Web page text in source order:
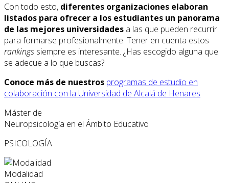
Con todo esto, diferentes organizaciones elaboran
listados para ofrecer a los estudiantes un panorama
de las mejores universidades a las que pueden recurrir
para formarse profesionalmente. Tener en cuenta estos
rankings siempre es interesante. ¿Has escogido alguna que
se adecue a lo que buscas?
Conoce más de nuestros programas de estudio en
colaboración con la Universidad de Alcalá de Henares
Máster de
Neuropsicología en el Ámbito Educativo
PSICOLOGÍA
Modalidad